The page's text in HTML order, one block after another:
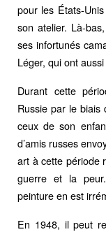
pour les États-
son atelier. Là-
ses infortunés
Léger, qui ont
Durant cette
Russie par le biais
ceux de son
d’amis russes
art à cette période
guerre et la
peinture en est
En 1948, il peut